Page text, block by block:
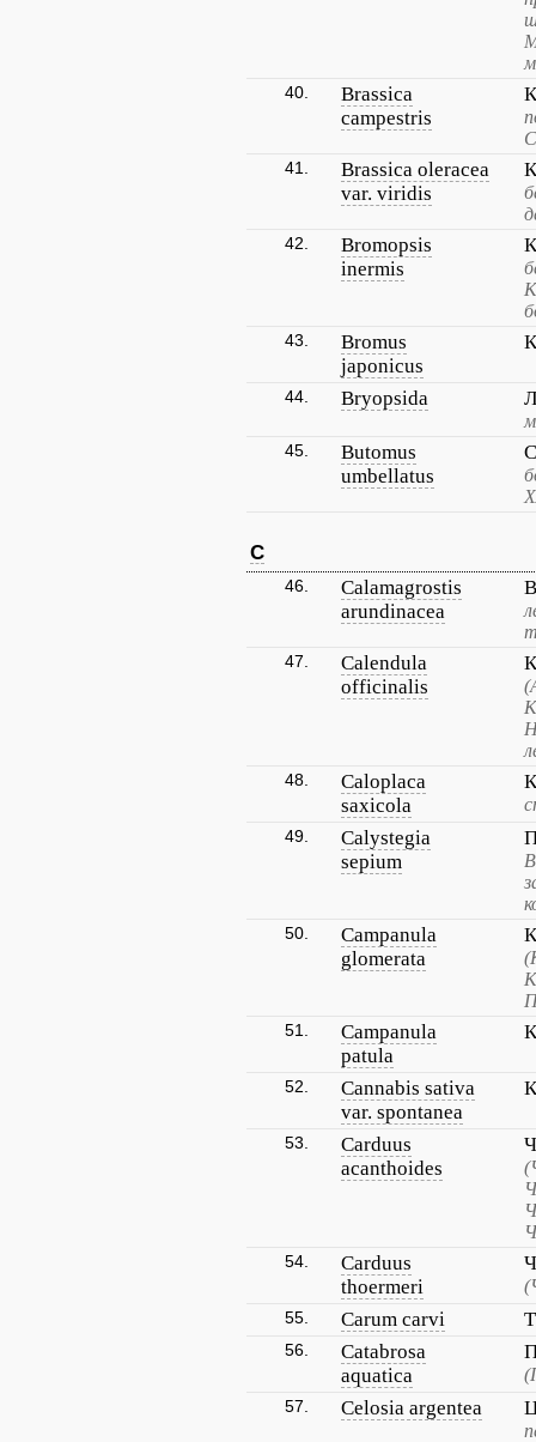
40.
Brassica
campestris
41.
Brassica oleracea
var. viridis
42.
Bromopsis
inermis
43.
Bromus
japonicus
44. Bryopsida
45.
Butomus
umbellatus
C
46.
Calamagrostis
arundinacea
47.
Calendula
officinalis
48.
Caloplaca
saxicola
49.
Calystegia
sepium
50.
Campanula
glomerata
51.
Campanula
patula
52.
Cannabis sativa
var. spontanea
53.
Carduus
acanthoides
54.
Carduus
thoermeri
55. Carum carvi
56.
Catabrosa
aquatica
57. Celosia argentea